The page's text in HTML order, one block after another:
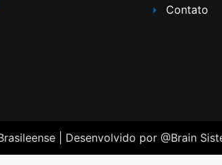
Contato
| Desenvolvido por @Brain